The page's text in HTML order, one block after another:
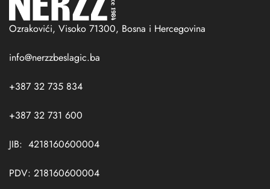
Ozrakovići, Visoko 71300, Bosna i Hercegovina
info@nerzzbeslagic.ba
+387 32 735 834
+387 32 731 600
JIB: 4218160600004
PDV: 218160600004